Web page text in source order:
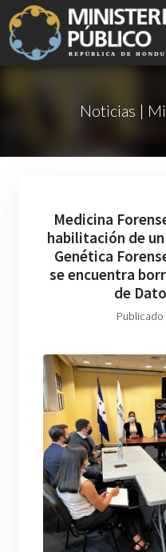
Noticias |
Medicina
habilitación de
Genética
se encuentra
de
Publicado